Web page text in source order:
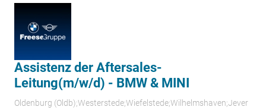
Assistenz der Aftersales-
Leitung(m/w/d) - BMW & MINI
Oldenburg (Oldb);Westerstede;Wiefelstede;Wilhelmshaven;Jever